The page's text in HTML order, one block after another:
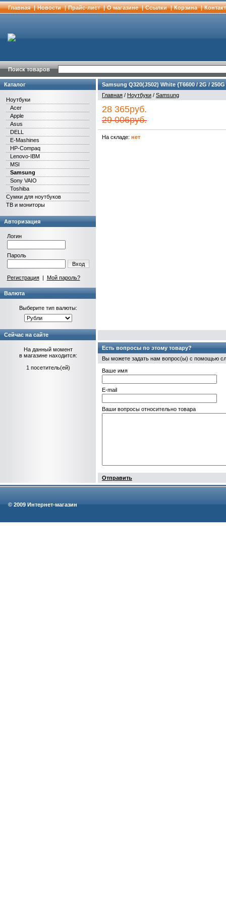
Главная | Новости | Прайс-лист | О магазине | Cсылки | Корзина |
Поиск товаров
Каталог
Ноутбуки
Acer
Apple
Asus
DELL
E-Mashines
HP-Compaq
Lenovo-IBM
MSI
Samsung
Sony VAIO
Toshiba
Сумки для ноутбуков
ТВ и мониторы
Авторизация
Логин
Пароль
Вход
Регистрация| Мой пароль?
Валюта
Выберите тип валюты:
Сейчас на сайте
На данный момент
в магазине находится:
1 посетитель(ей)
Samsung Q320(JS02) White {T6600 / 2G /
Главная / Ноутбуки / Samsung
28 365руб.
29 006руб.
На складе: нет
Есть вопросы по этому товару?
Вы можете задать нам вопрос(ы) с помощью
Ваше имя
E-mail
Ваши вопросы относительно товара
Отправить
© 2009 Интернет-магазин